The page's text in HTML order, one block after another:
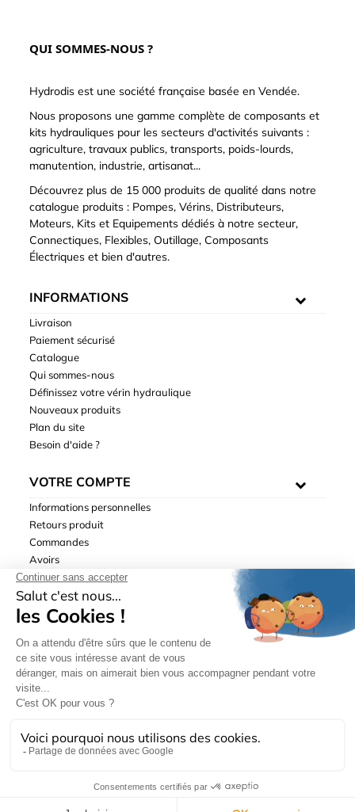
QUI SOMMES-NOUS ?
Hydrodis est une société française basée en Vendée.
Nous proposons une gamme complète de composants et
kits hydrauliques pour les secteurs d'activités suivants :
agriculture, travaux publics, transports, poids-lourds,
manutention, industrie, artisanat...
Découvrez plus de 15 000 produits de qualité dans notre
catalogue produits : Pompes, Vérins, Distributeurs,
Moteurs, Kits et Equipements dédiés à notre secteur,
Connectiques, Flexibles, Outillage, Composants
Électriques et bien d'autres.
INFORMATIONS
Livraison
Paiement sécurisé
Catalogue
Qui sommes-nous
Définissez votre vérin hydraulique
Nouveaux produits
Plan du site
Besoin d'aide ?
VOTRE COMPTE
Informations personnelles
Retours produit
Commandes
Avoirs
Adresses
Bons de réduction
de ventes| © Hydrodis 2003-2026. Tous droits réservés